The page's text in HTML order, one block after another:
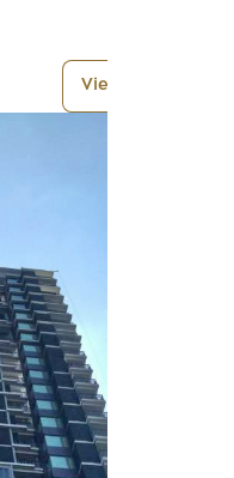
View More